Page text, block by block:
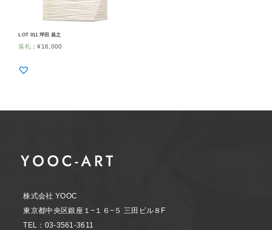
LOT 011 坪田 昌之
落札 ：¥16,000
株式会社 YOOC
東京都中央区銀座１−１６−５ 三田ビル８F
TEL：03-3561-3611